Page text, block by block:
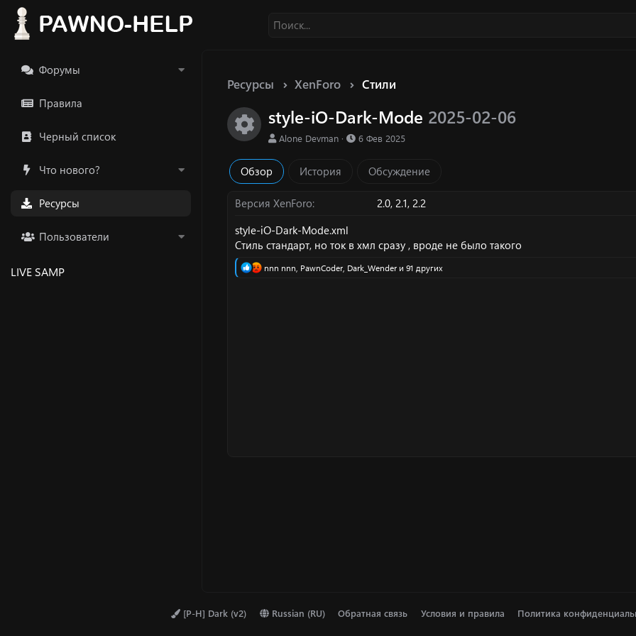
Форумы
Правила
Черный список
Что нового?
Ресурсы
Пользователи
LIVE SAMP
Ресурсы XenForo Стили
Иконка ресурса
style-iO-Dark-Mode 2025-02-06
А
т
о
Alone Devman
Д
н
и
6 Фев 2025
Обзор История Обсуждение
Версия XenForo 2.0 2.1 2.2
style-iO-Dark-Mode.xml
Стиль стандарт, но ток в хмл сразу , вроде не было такого
Р
nnn nnn, PаwnCoder, Dark_Wender и 91 других
[P-H] Dark (v2) Russian (RU) Обратная связь Условия и правила Политика